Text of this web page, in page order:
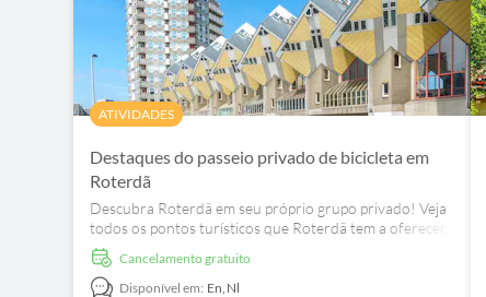
ATIVIDADES
Destaques do passeio privado de bicicleta em
Roterdã
Descubra Roterdã em seu próprio grupo privado! Veja
todos os pontos turísticos que Roterdã tem a oferecer,
incluindo os lugares escondidos da cidade.
Cancelamento gratuito
Disponível em: En,Nl